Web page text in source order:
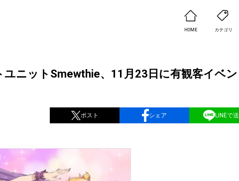
HOME カテゴリ
ニットSmewthie、11月23日に有観客イベ
ポスト シェア LINEで